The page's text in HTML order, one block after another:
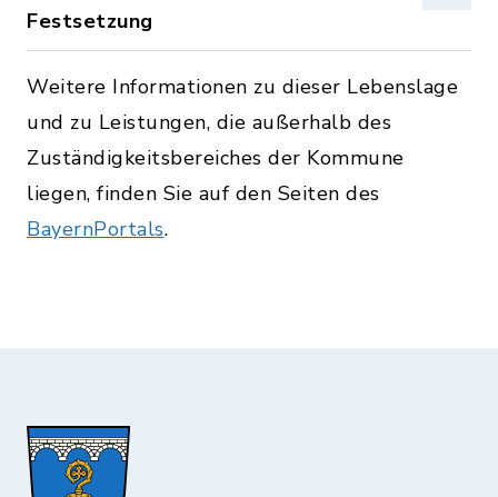
Festsetzung
Weitere Informationen zu dieser Lebenslage
und zu Leistungen, die außerhalb des
Zuständigkeitsbereiches der Kommune
liegen, finden Sie auf den Seiten des
BayernPortals.